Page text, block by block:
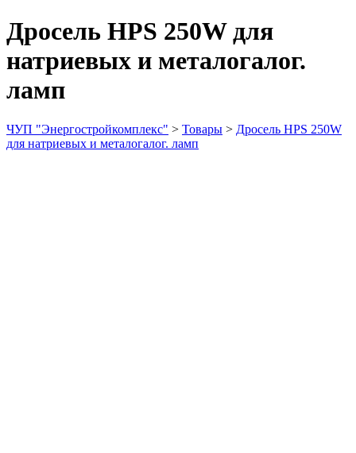
Дросель НРS 250W для
натриевых и металогалог.
ламп
ЧУП "Энергостройкомплекс" > Товары > Дросель НРS 250W
для натриевых и металогалог. ламп